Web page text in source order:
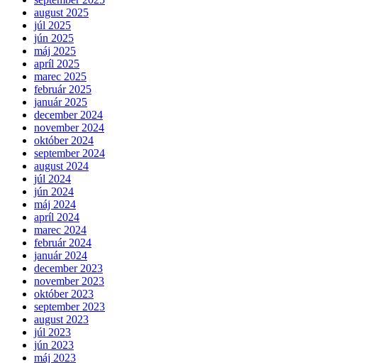
august 2025
júl 2025
jún 2025
máj 2025
apríl 2025
marec 2025
február 2025
január 2025
december 2024
november 2024
október 2024
september 2024
august 2024
júl 2024
jún 2024
máj 2024
apríl 2024
marec 2024
február 2024
január 2024
december 2023
november 2023
október 2023
september 2023
august 2023
júl 2023
jún 2023
máj 2023